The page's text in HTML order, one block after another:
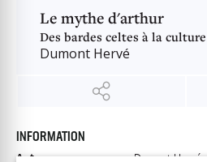
Le mythe d'arthur
Des bardes celtes à la
Dumont Hervé
INFORMATION
Auteur
Dumont Hervé